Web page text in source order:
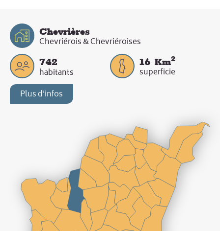
Chevrières
Chevriérois & Chevriéroises
742
habitants
16 Km2
superficie
Plus d'infos